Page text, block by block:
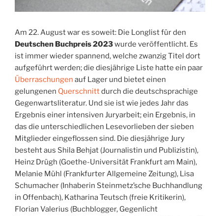
Am 22. August war es soweit: Die Longlist für den
Deutschen Buchpreis 2023wurde veröffentlicht. Es
ist immer wieder spannend, welche zwanzig Titel dort
aufgeführt werden; die diesjährige Liste hatte ein paar
Überraschungen auf Lager und bietet einen
gelungenen Querschnittdurch die deutschsprachige
Gegenwartsliteratur. Und sie ist wie jedes Jahr das
Ergebnis einer intensiven Juryarbeit; ein Ergebnis, in
das die unterschiedlichen Lesevorlieben der sieben
Mitglieder eingeflossen sind. Die diesjährige Jury
besteht aus Shila Behjat (Journalistin und Publizistin),
Heinz Drügh (Goethe-Universität Frankfurt am Main),
Melanie Mühl (Frankfurter Allgemeine Zeitung), Lisa
Schumacher (Inhaberin Steinmetz’sche Buchhandlung
in Offenbach), Katharina Teutsch (freie Kritikerin),
Florian Valerius (Buchblogger, Gegenlicht